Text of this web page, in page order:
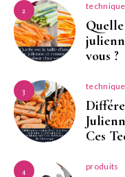
2
vous ?
3
Ces
4 produits